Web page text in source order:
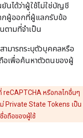
นได้ว่าผู้ใช้ไม่ใช่บัญชี
กผู้ออกที่ผู้แลกรับข้อ
ตามที่จำเป็น
ามารถระบุตัวบุคคลหรือ
อเพื่อค้นหาตัวตนของผู้
reCAPTCHA หรือกลไกอื่นๆ
Private State Tokens เป็น
อถือของผู้ใช้